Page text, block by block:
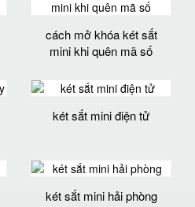
cách mở khóa két sắt
mini khi quên mã số
két sắt mini điện tử
két sắt mini hải phòng